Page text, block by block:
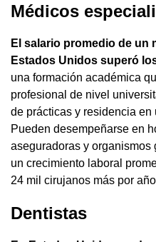
Médicos
El salario promedio de un
Estados Unidos superó
una formación académica
profesional de nivel
de prácticas y residencia
Pueden desempeñarse en
aseguradoras y organismos
un crecimiento laboral
24 mil cirujanos más por
Dentistas